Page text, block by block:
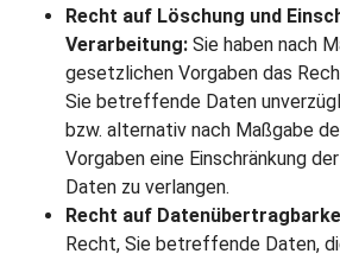
Recht auf Löschung und
Verarbeitung: Sie haben nach
gesetzlichen Vorgaben das
Sie betreffende Daten
bzw. alternativ nach Maßgabe
Vorgaben eine Einschränkung
Daten zu verlangen.
Recht auf
Recht, Sie betreffende Daten,